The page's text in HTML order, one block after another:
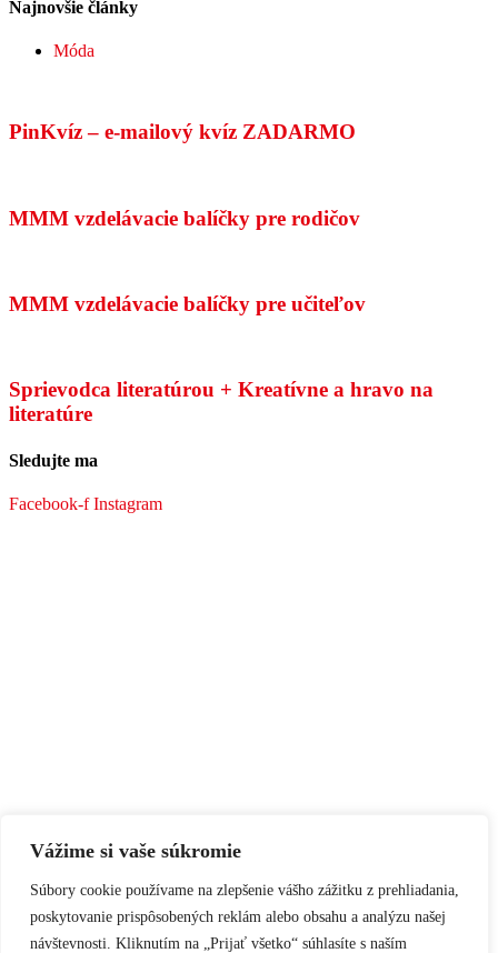
Vážime si vaše súkromie
Súbory cookie používame na zlepšenie vášho zážitku z prehliadania,
poskytovanie prispôsobených reklám alebo obsahu a analýzu našej
návštevnosti. Kliknutím na „Prijať všetko“ súhlasíte s naším
Najnovšie články
Móda
PinKvíz – e-mailový kvíz ZADARMO
MMM vzdelávacie balíčky pre rodičov
MMM vzdelávacie balíčky pre učiteľov
Sprievodca literatúrou + Kreatívne a hravo na
literatúre
Sledujte ma
Facebook-f Instagram